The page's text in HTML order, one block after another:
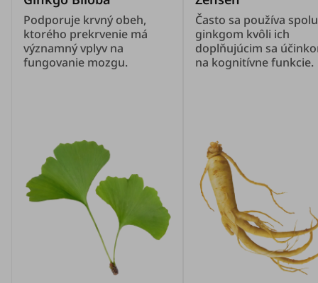
Podporuje krvný obeh,
ktorého prekrvenie má
významný vplyv na
fungovanie mozgu.
Často sa používa
ginkgom kvôli ich
doplňujúcim sa
na kognitívne funkcie.